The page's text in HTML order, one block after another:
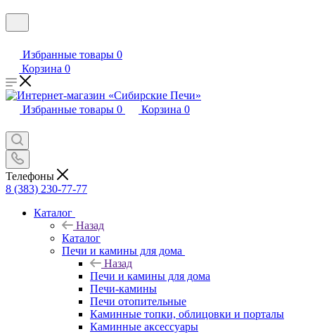
Избранные товары 0
Корзина 0
Избранные товары 0 Корзина 0
Телефоны
8 (383) 230-77-77
Каталог
Назад
Каталог
Печи и камины для дома
Назад
Печи и камины для дома
Печи-камины
Печи отопительные
Каминные топки, облицовки и порталы
Каминные аксессуары